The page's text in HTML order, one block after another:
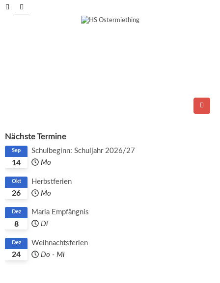
Nächste Termine
14
Sep
Schulbeginn: Schuljahr 2026/27
Mo
26
Okt
Herbstferien
Mo
8
Dez
Maria Empfängnis
Di
24
Dez
Weihnachtsferien
Do - Mi